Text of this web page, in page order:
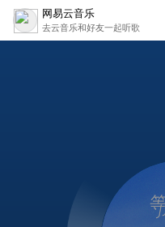
网易云音乐
去云音乐和好友一起听歌